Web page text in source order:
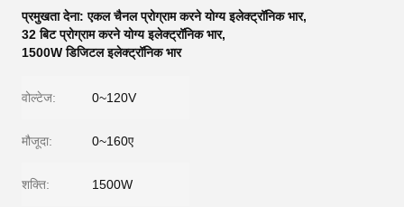
प्रमुखता देना:एकल चैनल प्रोग्राम करने योग्य इलेक्ट्रॉनिक भार,
32 बिट प्रोग्राम करने योग्य इलेक्ट्रॉनिक भार,
1500W डिजिटल इलेक्ट्रॉनिक भार
वोल्टेज: 0~120V
मौजूदा: 0~160ए
शक्ति: 1500W